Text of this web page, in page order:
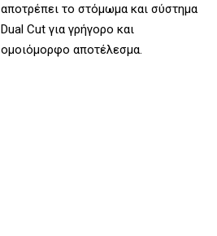
αποτρέπει το στόμωμα και σύστημα
Dual Cut για γρήγορο και
ομοιόμορφο αποτέλεσμα.